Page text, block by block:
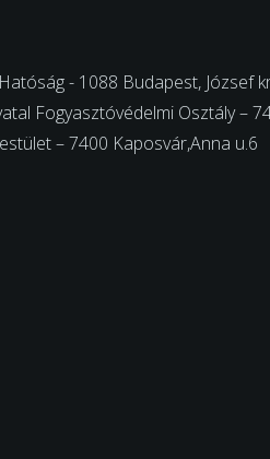
- 1088 Budapest, József
Fogyasztóvédelmi Osztály –
– 7400 Kaposvár,Anna u.6